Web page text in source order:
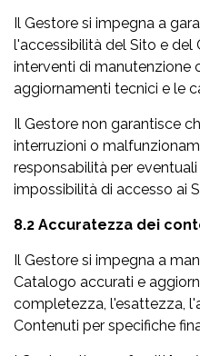
Il Gestore si impegna a
l'accessibilità del Sito e del
interventi di manutenzione
aggiornamenti tecnici e le
Il Gestore non garantisce
interruzioni o
responsabilità per eventuali
impossibilità di accesso ai
8.2 Accuratezza dei
Il Gestore si impegna a
Catalogo accurati e
completezza, l'esattezza,
Contenuti per specifiche